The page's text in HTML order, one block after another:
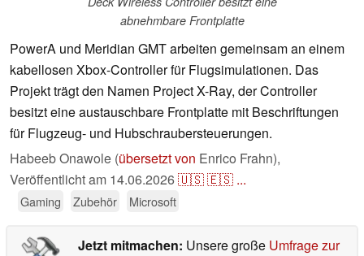
abnehmbare Frontplatte
PowerA und Meridian GMT arbeiten gemeinsam an einem
kabellosen Xbox-Controller für Flugsimulationen. Das
Projekt trägt den Namen Project X-Ray, der Controller
besitzt eine austauschbare Frontplatte mit Beschriftungen
für Flugzeug- und Hubschraubersteuerungen.
Habeeb Onawole (übersetzt von Enrico Frahn),
Veröffentlicht am 14.06.2026🇺🇸🇪🇸 ...
Gaming Zubehör Microsoft
Jetzt mitmachen: Unsere große Umfrage zur